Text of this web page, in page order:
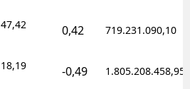
47,42 0,42 719.231.090,10
18,19 -0,49 1.805.208.458,95